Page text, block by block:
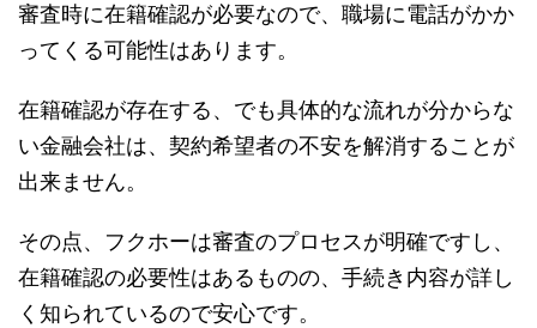
審査時に在籍確認が必要なので、職場に電話がかか
ってくる可能性はあります。
在籍確認が存在する、でも具体的な流れが分からな
い金融会社は、契約希望者の不安を解消することが
出来ません。
その点、フクホーは審査のプロセスが明確ですし、
在籍確認の必要性はあるものの、手続き内容が詳し
く知られているので安心です。